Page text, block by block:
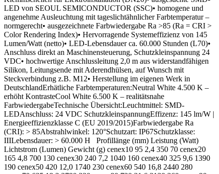
LED von SEOUL SEMICONDUCTOR (SSC)• homogene und
angenehme Ausleuchtung mit tageslichtähnlicher Farbtemperatur –
normgerecht• ausgezeichnete Farbwiedergabe Ra >85 (Ra = CRI >
Color Rendering Index)• Hervorragende Systemeffizienz von 145
Lumen/Watt (netto)• LED-Lebensdauer ca. 60.000 Stunden (L70)•
Anschluss direkt an Maschinensteuerung, Schutzkleinspannung 24
VDC• hochwertige Anschlussleitung 2,0 m aus widerstandfähigen
Silikon, Leitungsende mit Aderendhülsen, auf Wunsch mit
Steckverbindung z.B. M12• Herstellung im eigenen Werk in
DeutschlandErhätliche Farbtemperaturen:Neutral White 4.500 K –
erhöht KontrasteCool White 6.500 K – realitätsnahe
FarbwiedergabeTechnische Übersicht:Leuchtmittel: SMD-
LEDAnschluss: 24 VDC SchutzkleinspannungEffizenz: 145 lm/W |
Energieeffizienzklasse C (EU 2019/2015)Farbwiedergabe Ra
(CRI): > 85Abstrahlwinkel: 120°Schutzart: IP67Schutzklasse:
IIILebensdauer: > 60.000 H Profillänge (mm) Leistung (Watt)
Lichtstrom (Lumen) Gewicht (g) cenex10 95 2,4 350 70 cenex20
165 4,8 700 130 cenex30 240 7,2 1040 160 cenex40 325 9,6 1390
190 cenex50 420 12,0 1740 230 cenex60 540 16,8 2440 280